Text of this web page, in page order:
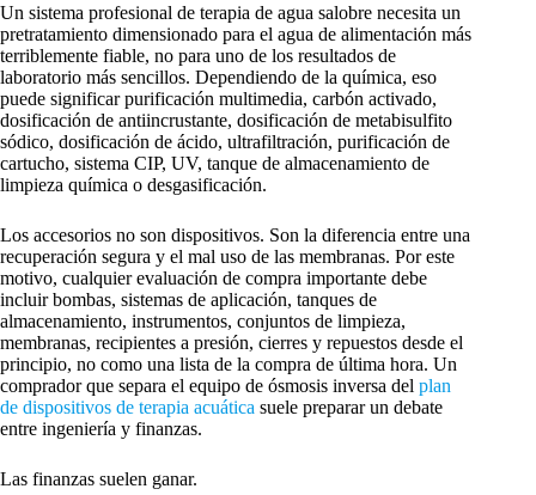
Un sistema profesional de terapia de agua salobre necesita un
pretratamiento dimensionado para el agua de alimentación más
terriblemente fiable, no para uno de los resultados de
laboratorio más sencillos. Dependiendo de la química, eso
puede significar purificación multimedia, carbón activado,
dosificación de antiincrustante, dosificación de metabisulfito
sódico, dosificación de ácido, ultrafiltración, purificación de
cartucho, sistema CIP, UV, tanque de almacenamiento de
limpieza química o desgasificación.
Los accesorios no son dispositivos. Son la diferencia entre una
recuperación segura y el mal uso de las membranas. Por este
motivo, cualquier evaluación de compra importante debe
incluir bombas, sistemas de aplicación, tanques de
almacenamiento, instrumentos, conjuntos de limpieza,
membranas, recipientes a presión, cierres y repuestos desde el
principio, no como una lista de la compra de última hora. Un
comprador que separa el equipo de ósmosis inversa del plan
de dispositivos de terapia acuática suele preparar un debate
entre ingeniería y finanzas.
Las finanzas suelen ganar.